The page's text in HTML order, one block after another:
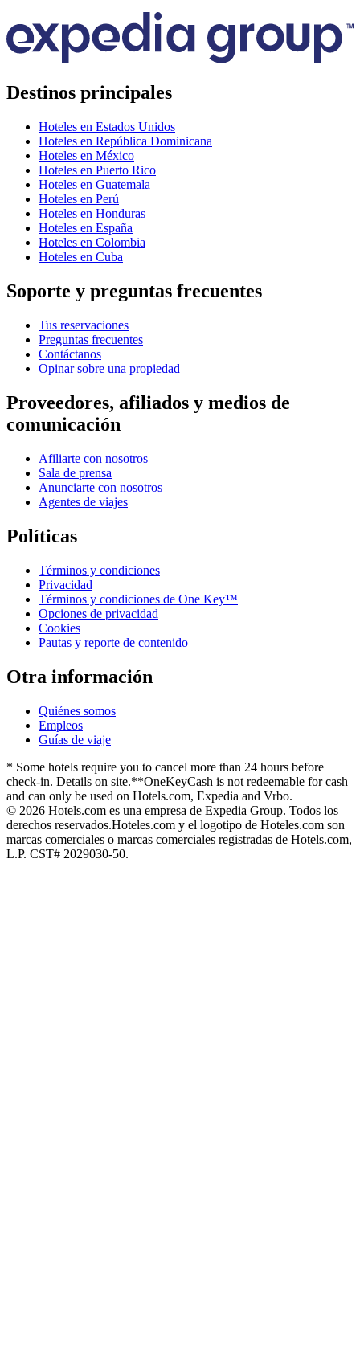
Destinos principales
Hoteles en Estados Unidos
Hoteles en República Dominicana
Hoteles en México
Hoteles en Puerto Rico
Hoteles en Guatemala
Hoteles en Perú
Hoteles en Honduras
Hoteles en España
Hoteles en Colombia
Hoteles en Cuba
Soporte y preguntas frecuentes
Tus reservaciones
Preguntas frecuentes
Contáctanos
Opinar sobre una propiedad
Proveedores, afiliados y medios de
comunicación
Afiliarte con nosotros
Sala de prensa
Anunciarte con nosotros
Agentes de viajes
Políticas
Términos y condiciones
Privacidad
Términos y condiciones de One Key™
Opciones de privacidad
Cookies
Pautas y reporte de contenido
Otra información
Quiénes somos
Empleos
Guías de viaje
* Some hotels require you to cancel more than 24 hours before
check-in. Details on site.**OneKeyCash is not redeemable for cash
and can only be used on Hotels.com, Expedia and Vrbo.
© 2026 Hotels.com es una empresa de Expedia Group. Todos los
derechos reservados.Hoteles.com y el logotipo de Hoteles.com son
marcas comerciales o marcas comerciales registradas de Hotels.com,
L.P. CST# 2029030-50.